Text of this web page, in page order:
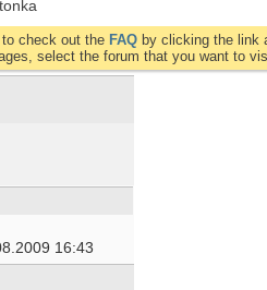
tonka
check out the FAQ by clicking the link
select the forum that you want to
16:43